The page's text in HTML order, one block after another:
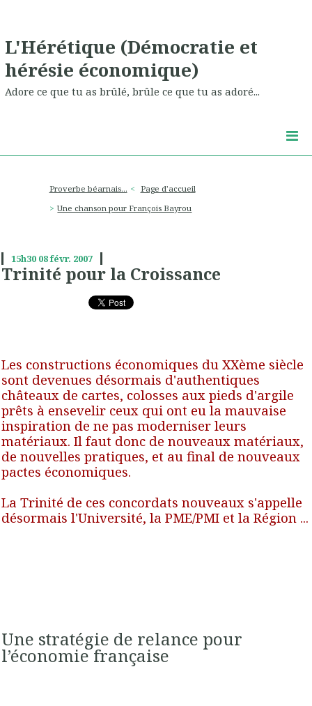
L'Hérétique (Démocratie et
hérésie économique)
Adore ce que tu as brûlé, brûle ce que tu as adoré...
Proverbe béarnais...
Page d'accueil
Une chanson pour François Bayrou
15h30 08févr. 2007
Trinité pour la Croissance
Les constructions économiques du XXème siècle
sont devenues désormais d'authentiques
châteaux de cartes, colosses aux pieds d'argile
prêts à ensevelir ceux qui ont eu la mauvaise
inspiration de ne pas moderniser leurs
matériaux. Il faut donc de nouveaux matériaux,
de nouvelles pratiques, et au final de nouveaux
pactes économiques.
La Trinité de ces concordats nouveaux s'appelle
désormais l'Université, la PME/PMI et la Région ...
Une stratégie de relance pour
l’économie française